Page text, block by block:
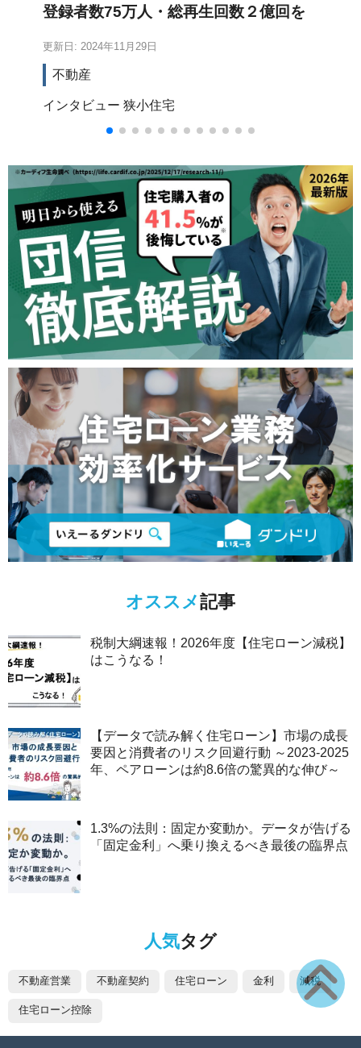
登録者数75万人・総再生回数２億回を
突破した秘訣を丸裸に！？
更新日: 2024年11月29日
不動産
インタビュー 狭小住宅
オススメ記事
税制大綱速報！2026年度【住宅ローン減税】
はこうなる！
【データで読み解く住宅ローン】市場の成長
要因と消費者のリスク回避行動 ～2023-2025
年、ペアローンは約8.6倍の驚異的な伸び～
1.3%の法則：固定か変動か。データが告げる
「固定金利」へ乗り換えるべき最後の臨界点
人気タグ
不動産営業 不動産契約 住宅ローン 金利 減税
住宅ローン控除